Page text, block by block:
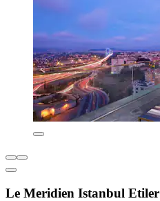
Le Meridien Istanbul Etiler